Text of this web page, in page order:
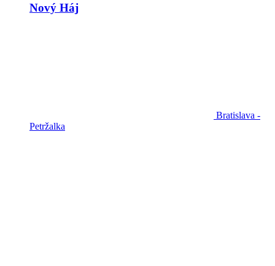
Nový Háj
Bratislava -
Petržalka